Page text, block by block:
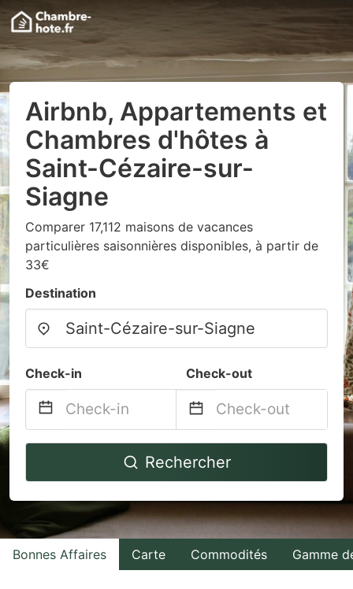
Airbnb, Appartements et
Chambres d'hôtes à
Saint-Cézaire-sur-
Siagne
Comparer 17,112 maisons de vacances
particulières saisonnières disponibles, à partir de
33€
Destination
Check-in Check-out
Navigate
to
interact
with
the
Navigate
backward
to
interact
with
the
Rechercher
Bonnes Affaires Carte Commodités Gamme